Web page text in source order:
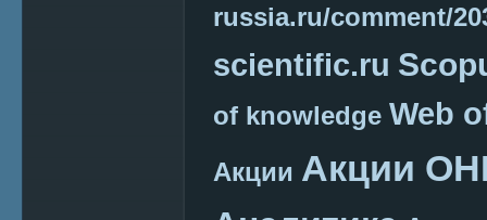
russia.ru/comment/
scientific.ru
of knowledge Web
Акции Акции